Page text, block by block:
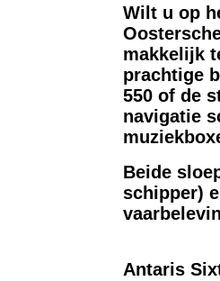
Wilt u op
makkelijk
prachtige
550 of de
navigatie
Beide
schipper)
Antaris